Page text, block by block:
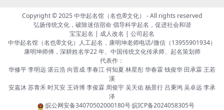
Copyright © 2025中华起名馆（名也®文化） - All rights reserved
弘扬传统文化，破除迷信宿命 倡导科学起名，促进社会和谐
宝宝起名 | 成人改名 | 公司起名
中华起名馆（名也®文化）人工起名，康明坤老师电话/微信（13955901934）
康明坤师傅，深耕姓名学22 年、中国传统文化传承师、起名策划师
代表作：
华修平 李明远 湛云浩 向晋成 李春江 何知夏 林星彤 华春霖 钱俊华 田承霖 王若
溪
安嘉沐 苏青禾 时芃安 王诗博 李俊霖 周俊宇 吴天佑 杨景行 吕秉鸿 吴卓远 李承
泽
皖公网安备34070502000180号皖ICP备2024058305号